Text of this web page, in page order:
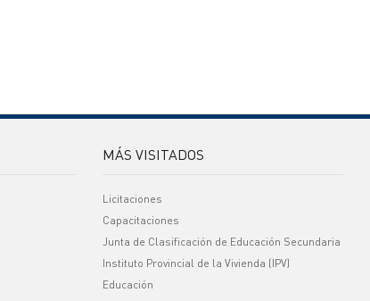
MÁS VISITADOS
Licitaciones
Capacitaciones
Junta de Clasificación de Educación Secundaria
Instituto Provincial de la Vivienda (IPV)
Educación